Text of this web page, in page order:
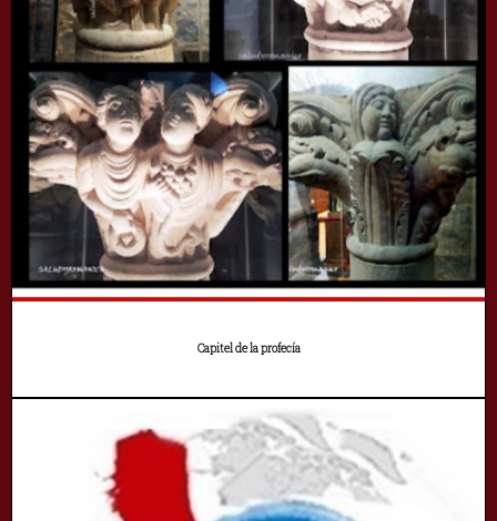
Capitel de la profecía